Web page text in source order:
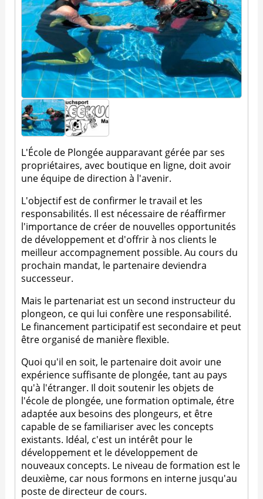
L'École de Plongée aupparavant gérée par ses
propriétaires, avec boutique en ligne, doit avoir
une équipe de direction à l'avenir.
L'objectif est de confirmer le travail et les
responsabilités. Il est nécessaire de réaffirmer
l'importance de créer de nouvelles opportunités
de développement et d'offrir à nos clients le
meilleur accompagnement possible. Au cours du
prochain mandat, le partenaire deviendra
successeur.
Mais le partenariat est un second instructeur du
plongeon, ce qui lui confère une responsabilité.
Le financement participatif est secondaire et peut
être organisé de manière flexible.
Quoi qu'il en soit, le partenaire doit avoir une
expérience suffisante de plongée, tant au pays
qu'à l'étranger. Il doit soutenir les objets de
l'école de plongée, une formation optimale, étre
adaptée aux besoins des plongeurs, et être
capable de se familiariser avec les concepts
existants. Idéal, c'est un intérêt pour le
développement et le développement de
nouveaux concepts. Le niveau de formation est le
deuxième, car nous formons en interne jusqu'au
poste de directeur de cours.